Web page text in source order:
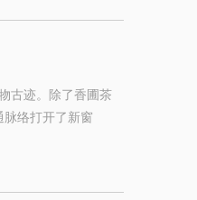
古迹。除了香圃茶
络打开了新窗